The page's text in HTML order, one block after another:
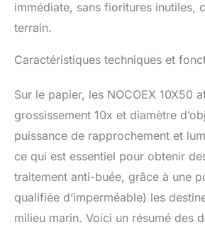
immédiate, sans fioritures inutiles,
terrain.
Caractéristiques techniques et
Sur le papier, les NOCOEX 10X50
grossissement 10x et diamètre
puissance de rapprochement et
ce qui est essentiel pour obtenir
traitement anti-buée, grâce à une
qualifiée d’imperméable) les
milieu marin. Voici un résumé des